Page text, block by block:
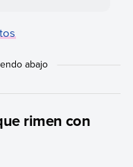
rimen con